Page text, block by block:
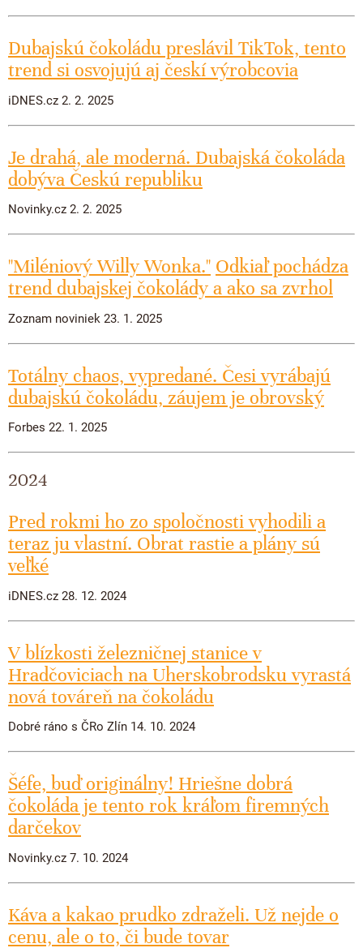
Dubajskú čokoládu preslávil TikTok, tento
trend si osvojujú aj českí výrobcovia
iDNES.cz 2. 2. 2025
Je drahá, ale moderná. Dubajská čokoláda
dobýva Českú republiku
Novinky.cz 2. 2. 2025
"Miléniový Willy Wonka." Odkiaľ pochádza
trend dubajskej čokolády a ako sa zvrhol
Zoznam noviniek 23. 1. 2025
Totálny chaos, vypredané. Česi vyrábajú
dubajskú čokoládu, záujem je obrovský
Forbes 22. 1. 2025
2024
Pred rokmi ho zo spoločnosti vyhodili a
teraz ju vlastní. Obrat rastie a plány sú
veľké
iDNES.cz 28. 12. 2024
V blízkosti železničnej stanice v
Hradčoviciach na Uherskobrodsku vyrastá
nová továreň na čokoládu
Dobré ráno s ČRo Zlín 14. 10. 2024
Šéfe, buď originálny! Hriešne dobrá
čokoláda je tento rok kráľom firemných
darčekov
Novinky.cz 7. 10. 2024
Káva a kakao prudko zdraželi. Už nejde o
cenu, ale o to, či bude tovar